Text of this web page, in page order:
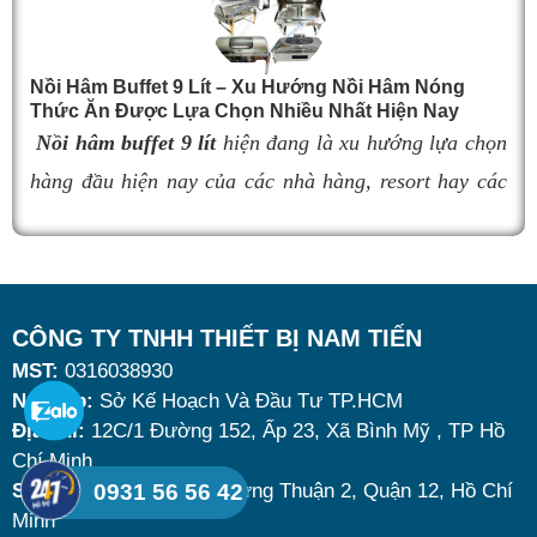
nhanh nguội, làm giảm hương vị món ăn và ảnh
hưởng đến trải nghiệm khách hàng. Vì vậy, việc chọn
đúng sản phẩm giữ nhiệt tốt, bền đẹp và phù hợp nhu
cầu sử dụng là vô cùng quan trọng. Dưới đây là
Nồi Hâm Buffet 9 Lít – Xu Hướng Nồi Hâm Nóng
Thức Ăn Được Lựa Chọn Nhiều Nhất Hiện Nay
Nồi hâm buffet 9 líthiện đang là xu hướng lựa chọn
hàng đầu hiện nay của các nhà hàng, resort hay các
Tuy nhiên, giữa hàng loạt mẫu mã trên thị trường,
đâu là loại phù hợp nhất? Nên chọn nồi hâm buffet
dùng điện hay dùng cồn? Cùng tìm hiểu những tiêu
chí quan trọng giúp bạn chọn được mẫu
nóng thức ăn 9 lítchất lượng, bền đẹp và tối ưu chi
phí nhất hiện nay.
CÔNG TY TNHH THIẾT BỊ NAM TIẾN
MST: 0316038930
Nơi cấp: Sở Kế Hoạch Và Đầu Tư TP.HCM
Địa chỉ: 12C/1 Đường 152, Ấp 23, Xã Bình Mỹ , TP Hồ
Chí Minh
Showroom: 242 Đông Hưng Thuận 2, Quận 12, Hồ Chí
Minh
0931 56 56 42